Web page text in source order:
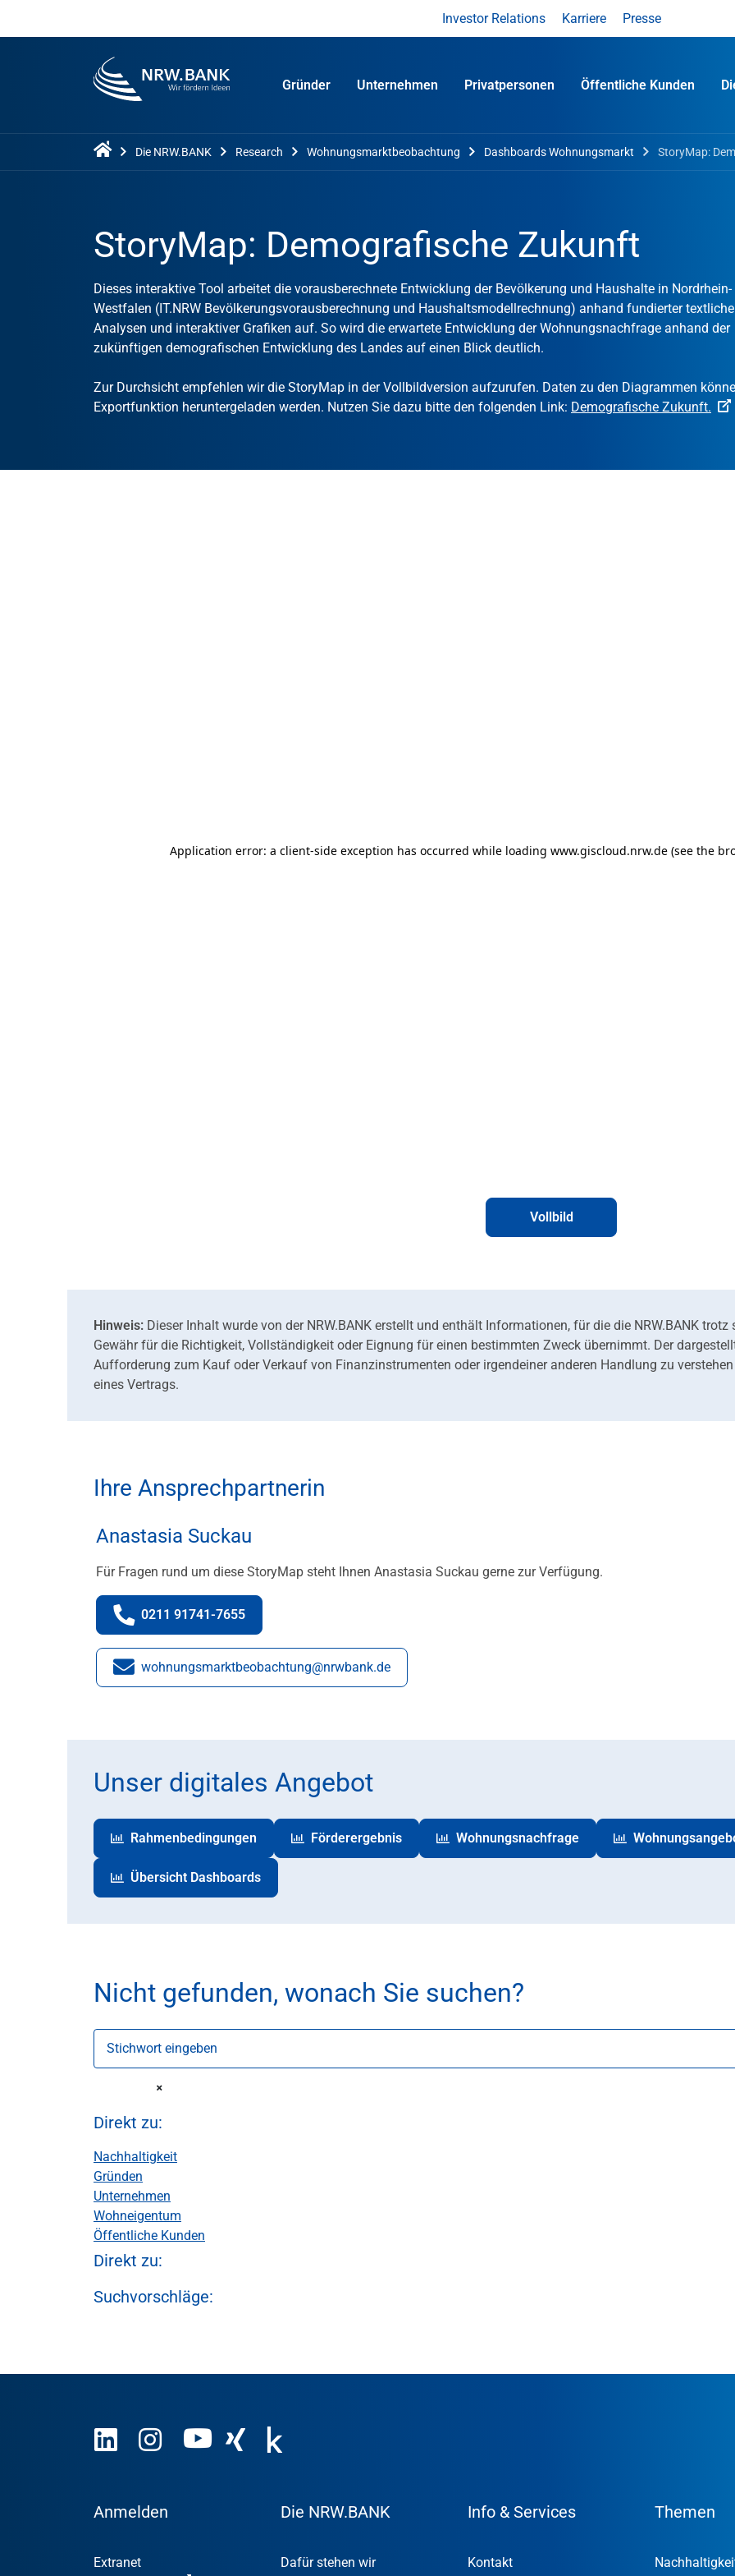
Investor Relations Karriere Presse
Gründer Unternehmen Privatpersonen Öffentliche Kunden
Die NRW.BANK Research Wohnungsmarktbeobachtung Dashboards Wohnungsmarkt StoryMap:
StoryMap: Demografische Zukunft
Dieses interaktive Tool arbeitet die vorausberechnete Entwicklung der Bevölkerung und Haushalte in Nordrhein-
Westfalen (IT.NRW Bevölkerungsvorausberechnung und Haushaltsmodellrechnung) anhand fundierter
Analysen und interaktiver Grafiken auf. So wird die erwartete Entwicklung der Wohnungsnachfrage anhand der
zukünftigen demografischen Entwicklung des Landes auf einen Blick deutlich.
Zur Durchsicht empfehlen wir die StoryMap in der Vollbildversion aufzurufen. Daten zu den Diagrammen
Exportfunktion heruntergeladen werden. Nutzen Sie dazu bitte den folgenden Link: Demografische Zukunft.
Vollbild
Hinweis: Dieser Inhalt wurde von der NRW.BANK erstellt und enthält Informationen, für die die NRW.BANK
Gewähr für die Richtigkeit, Vollständigkeit oder Eignung für einen bestimmten Zweck übernimmt. Der
Aufforderung zum Kauf oder Verkauf von Finanzinstrumenten oder irgendeiner anderen Handlung zu
eines Vertrags.
Ihre Ansprechpartnerin
Anastasia Suckau
Für Fragen rund um diese StoryMap steht Ihnen Anastasia Suckau gerne zur Verfügung.
Telefonnummer:
0211 91741-7655
E-Mail:
wohnungsmarktbeobachtung@nrwbank.de
Unser digitales Angebot
Rahmenbedingungen Förderergebnis Wohnungsnachfrage
Übersicht Dashboards
Nicht gefunden, wonach Sie suchen?
Stichwort eingeben
Direkt zu:
Nachhaltigkeit
Gründen
Unternehmen
Wohneigentum
Öffentliche Kunden
Direkt zu:
Suchvorschläge:
Anmelden
Extranet
Die NRW.BANK
Dafür stehen wir
Info & Services
Kontakt
Themen